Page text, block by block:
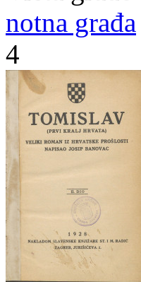
notna građa
4